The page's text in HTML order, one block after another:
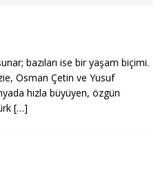
bazıları ise bir yaşam biçimi.
Osman Çetin ve Yusuf
hızla büyüyen, özgün
[…]